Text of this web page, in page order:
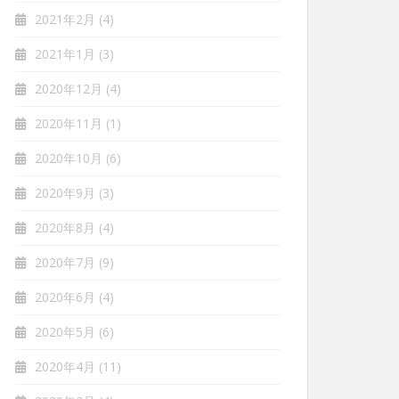
2021年2月 (4)
2021年1月 (3)
2020年12月 (4)
2020年11月 (1)
2020年10月 (6)
2020年9月 (3)
2020年8月 (4)
2020年7月 (9)
2020年6月 (4)
2020年5月 (6)
2020年4月 (11)